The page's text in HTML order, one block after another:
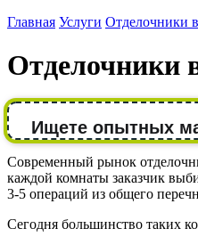
Главная Услуги Отделочники
Отделочники
Ищете опытных
Современный рынок
каждой комнаты заказчик
3-5 операций из общего
Сегодня большинство таких